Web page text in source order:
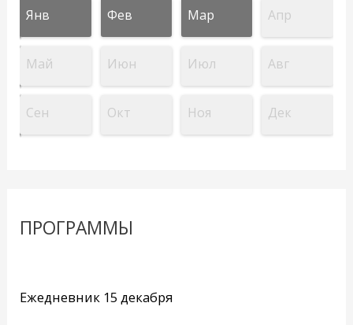
Янв Фев Мар Апр
Май Июн Июл Авг
Сен Окт Ноя Дек
ПРОГРАММЫ
Ежедневник 15 декабря